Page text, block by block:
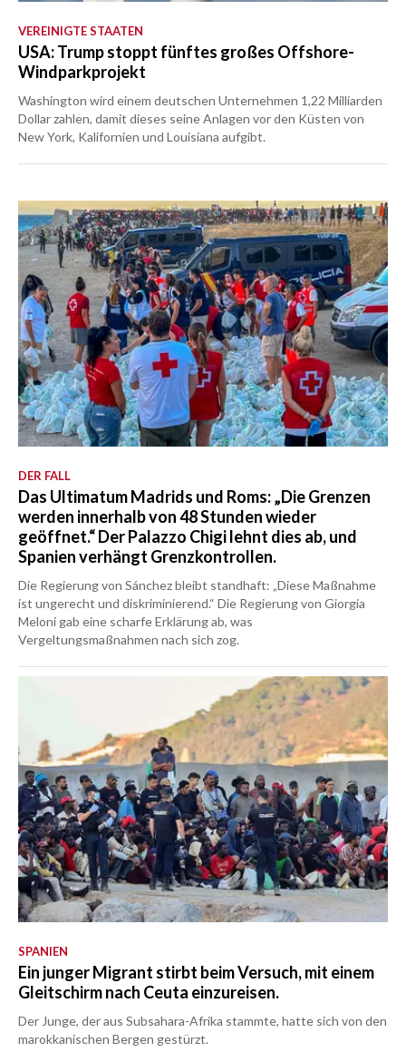
VEREINIGTE STAATEN
USA: Trump stoppt fünftes großes Offshore-
Windparkprojekt
Washington wird einem deutschen Unternehmen 1,22 Milliarden
Dollar zahlen, damit dieses seine Anlagen vor den Küsten von
New York, Kalifornien und Louisiana aufgibt.
DER FALL
Das Ultimatum Madrids und Roms: „Die Grenzen
werden innerhalb von 48 Stunden wieder
geöffnet.“ Der Palazzo Chigi lehnt dies ab, und
Spanien verhängt Grenzkontrollen.
Die Regierung von Sánchez bleibt standhaft: „Diese Maßnahme
ist ungerecht und diskriminierend.“ Die Regierung von Giorgia
Meloni gab eine scharfe Erklärung ab, was
Vergeltungsmaßnahmen nach sich zog.
SPANIEN
Ein junger Migrant stirbt beim Versuch, mit einem
Gleitschirm nach Ceuta einzureisen.
Der Junge, der aus Subsahara-Afrika stammte, hatte sich von den
marokkanischen Bergen gestürzt.